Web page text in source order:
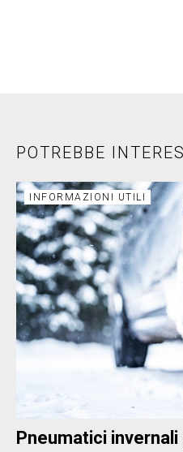
POTREBBE
INFORMAZIONI UTILI
Pneumatici